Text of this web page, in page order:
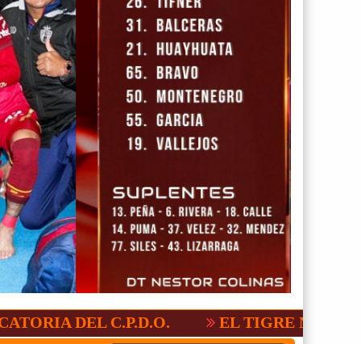
C.P.D.O. EL TIGRE NO PERDONO A